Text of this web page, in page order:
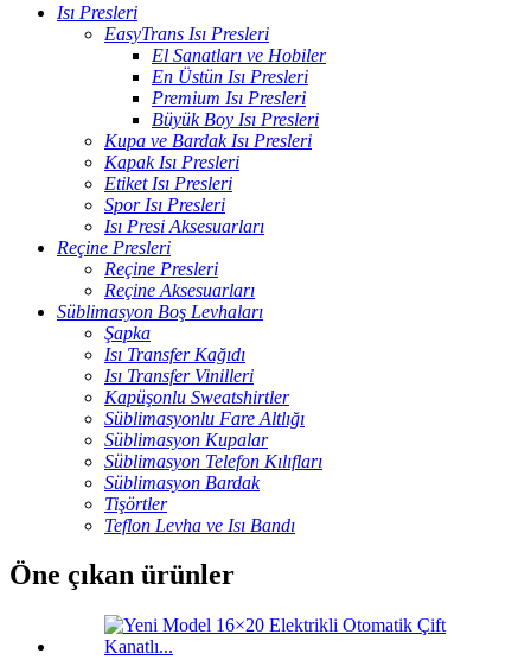
Isı Presleri
EasyTrans Isı Presleri
El Sanatları ve Hobiler
En Üstün Isı Presleri
Premium Isı Presleri
Büyük Boy Isı Presleri
Kupa ve Bardak Isı Presleri
Kapak Isı Presleri
Etiket Isı Presleri
Spor Isı Presleri
Isı Presi Aksesuarları
Reçine Presleri
Reçine Presleri
Reçine Aksesuarları
Süblimasyon Boş Levhaları
Şapka
Isı Transfer Kağıdı
Isı Transfer Vinilleri
Kapüşonlu Sweatshirtler
Süblimasyonlu Fare Altlığı
Süblimasyon Kupalar
Süblimasyon Telefon Kılıfları
Süblimasyon Bardak
Tişörtler
Teflon Levha ve Isı Bandı
Öne çıkan ürünler